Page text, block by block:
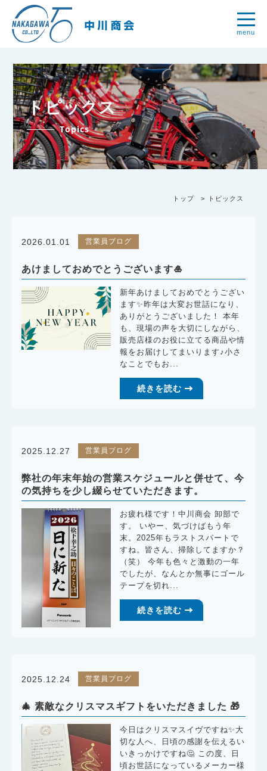
menu
トピックス
Topics
トップ トピックス
2026.01.01 営業員ブログ
あけましておめでとうございます🎍
新年あけましておめでとうござい
ます✨昨年は大変お世話になり、
ありがとうございました！ 本年
も、現場の声を大切にしながら、
販売店様のお役に立てる商品や情
報をお届けしてまいります♪小さ
なことでもお...
続きを読む
2025.12.27 営業員ブログ
弊社の年末年始の営業スケジュールと併せて、今
の気持ちを少し綴らせていただきます。
お疲れ様です！中川商会 卸部で
す。 いやー、気づけばもう年
末。2025年もラストスパートで
すね。皆さん、掃除してますか？
（笑） 今年も色々と激動の一年
でしたが、なんとか無事にゴール
テープを切れ...
続きを読む
2025.12.24 営業員ブログ
🎄 素敵なクリスマスギフトをいただきました 🎁
今日はクリスマスイヴですね✨大
切な人へ、日頃の感謝を伝えるい
いきっかけですね🤔 この度、日
頃お世話になっているメーカー様